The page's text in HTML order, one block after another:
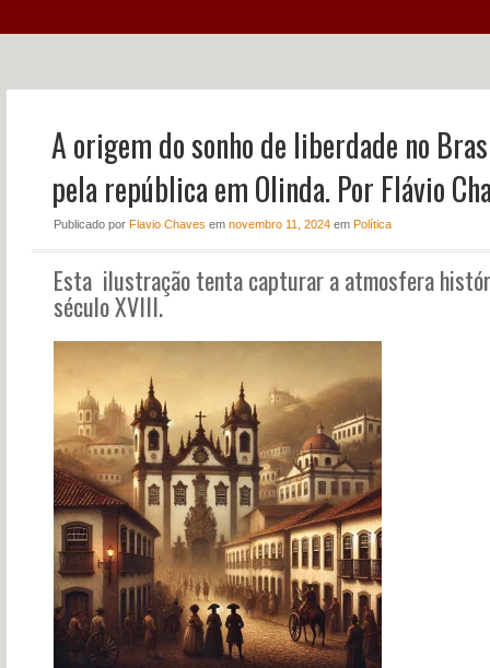
NOTÍCIAS PERFIL
CONTATO
A origem do sonho de liberdade no
pela república em Olinda. Por Flávio
Publicado por Flavio Chaves em novembro 11, 2024em Política
Esta ilustração tenta capturar a atmosfera
século XVIII.